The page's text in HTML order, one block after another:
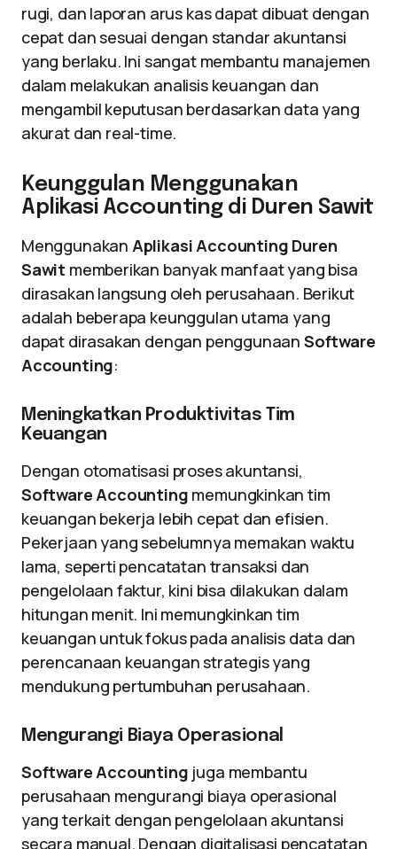
rugi, dan laporan arus kas dapat dibuat dengan
cepat dan sesuai dengan standar akuntansi
yang berlaku. Ini sangat membantu manajemen
dalam melakukan analisis keuangan dan
mengambil keputusan berdasarkan data yang
akurat dan real-time.
Keunggulan Menggunakan
Aplikasi Accounting di Duren Sawit
Menggunakan Aplikasi Accounting Duren
Sawit memberikan banyak manfaat yang bisa
dirasakan langsung oleh perusahaan. Berikut
adalah beberapa keunggulan utama yang
dapat dirasakan dengan penggunaan Software
Accounting:
Meningkatkan Produktivitas Tim
Keuangan
Dengan otomatisasi proses akuntansi,
Software Accounting memungkinkan tim
keuangan bekerja lebih cepat dan efisien.
Pekerjaan yang sebelumnya memakan waktu
lama, seperti pencatatan transaksi dan
pengelolaan faktur, kini bisa dilakukan dalam
hitungan menit. Ini memungkinkan tim
keuangan untuk fokus pada analisis data dan
perencanaan keuangan strategis yang
mendukung pertumbuhan perusahaan.
Mengurangi Biaya Operasional
Software Accounting juga membantu
perusahaan mengurangi biaya operasional
yang terkait dengan pengelolaan akuntansi
secara manual. Dengan digitalisasi pencatatan